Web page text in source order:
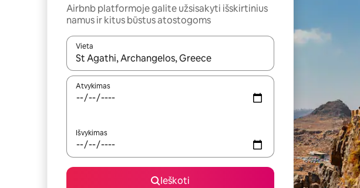
Airbnb platformoje galite užsisakyti išskirtinius
namus ir kitus būstus atostogoms
Vieta
Kai pasirodys paieškos rezultatai, juos naršyti galite naudodami rodykles
Atvykimas
Išvykimas
Ieškoti